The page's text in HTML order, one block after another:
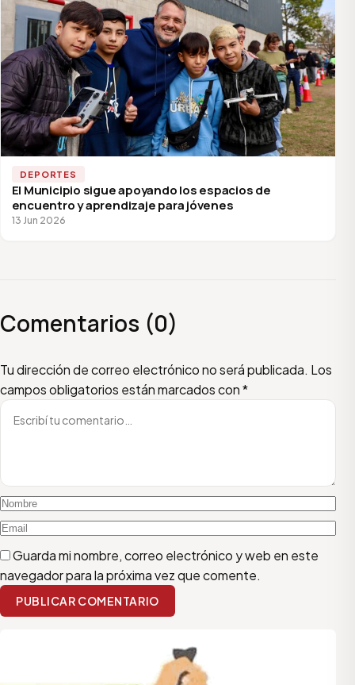
DEPORTES
El Municipio sigue apoyando los espacios de
encuentro y aprendizaje para jóvenes
13 Jun 2026
Comentarios (0)
Tu dirección de correo electrónico no será publicada. Los
campos obligatorios están marcados con*
Escribí tu comentario
Nombre
Email
Guarda mi nombre, correo electrónico y web en este
navegador para la próxima vez que comente.
PUBLICAR COMENTARIO